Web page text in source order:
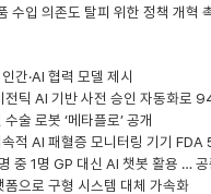
수입 의존도 탈피 위한 정책 개혁
간·AI 협력 모델 제시
틱 AI 기반 사전 승인 자동화로
술 로봇 ‘메타플로’ 공개
적 AI 패혈증 모니터링 기기 FDA
중 1명 GP 대신 AI 챗봇 활용 …
으로 구형 시스템 대체 가속화